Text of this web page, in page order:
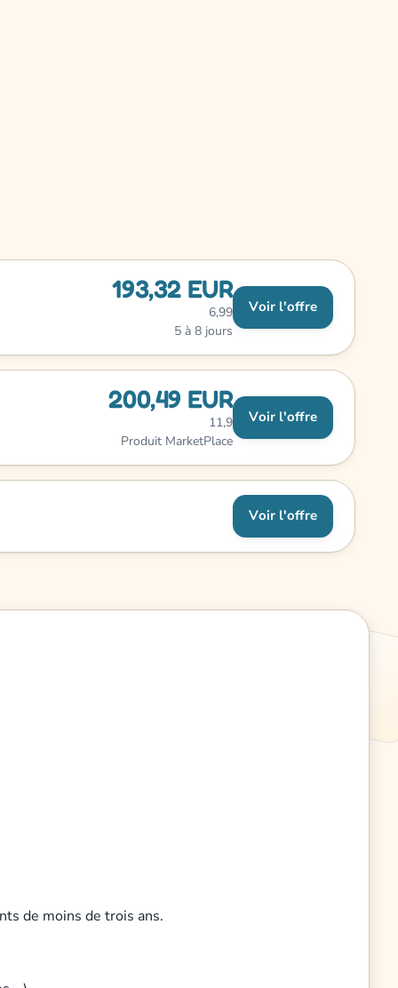
193,32 EUR
6,99
5 à 8 jours
Voir l'offre
200,49 EUR
11,9
Produit MarketPlace
Voir l'offre
Voir l'offre
de moins de trois ans.